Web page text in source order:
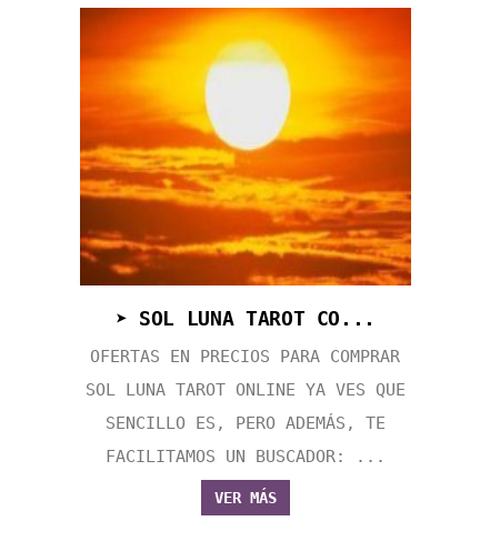
➤ SOL LUNA TAROT CO...
OFERTAS EN PRECIOS PARA COMPRAR
SOL LUNA TAROT ONLINE YA VES QUE
SENCILLO ES, PERO ADEMÁS, TE
FACILITAMOS UN BUSCADOR: ...
VER MÁS